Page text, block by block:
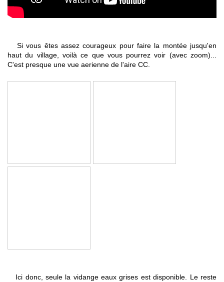
Si vous êtes assez courageux pour faire la montée jusqu'en
haut du village, voilà ce que vous pourrez voir (avec zoom)...
C'est presque une vue aerienne de l'aire CC.
Ici donc, seule la vidange eaux grises est disponible. Le reste